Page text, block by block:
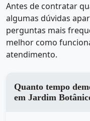
Antes de contratar
algumas dúvidas
perguntas mais
melhor como
atendimento.
Quanto tempo
em Jardim